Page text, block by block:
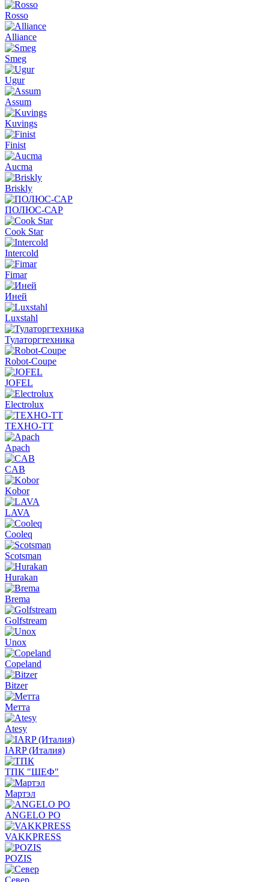
Rosso
Alliance
Smeg
Ugur
Assum
Kuvings
Finist
Aucma
Briskly
ПОЛЮС-САР
Cook Star
Intercold
Fimar
Иней
Luxstahl
Тулаторгтехника
Robot-Coupe
JOFEL
Electrolux
ТЕХНО-ТТ
Apach
CAB
Kobor
LAVA
Cooleq
Scotsman
Hurakan
Brema
Golfstream
Unox
Copeland
Bitzer
Метта
Atesy
IARP (Италия)
ТПК "ШЕФ"
Мартэл
ANGELO PO
VAKKPRESS
POZIS